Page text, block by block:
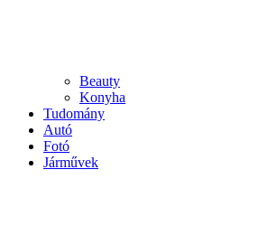
Beauty
Konyha
Tudomány
Autó
Fotó
Járművek